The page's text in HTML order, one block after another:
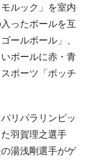
ルック」を室内
ったボールを互
ールボール」、
ボールに赤・青
ポーツ「ボッチ
リパラリンピッ
羽賀理之選手
湯浅剛選手がゲ